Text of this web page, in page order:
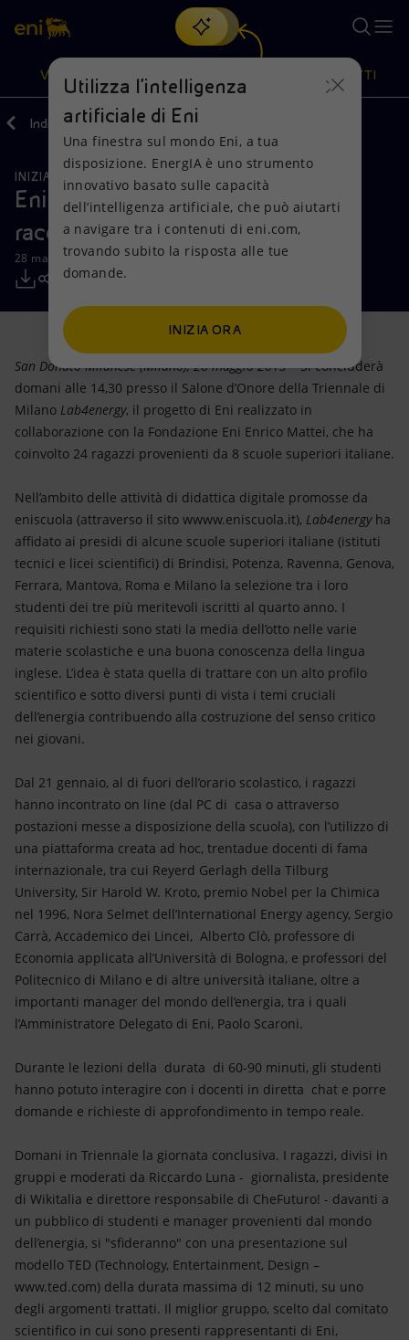
Cerca
scopri EnergIA, la nostra nuova soluzione di intelligenza
artificiale.
VISIONE
Visione
Mission e valori
Persone e Partnership
Net Zero
Modello satellitare
Energia accessibile
Innovazione
Scenari energetici
Azioni
Diversificazione energetica
Tecnologie per la transizione
Collaborazioni per l'innovazione
Attività nel mondo
PRODOTTI
Prodotti
Casa
Imprese
Mobilità
Indietro Media Comunicati Stampa
INIZIATIVE PER I TERRITORI
Eni presenta Lab4energy, l'energia
raccontata ai giovani
28 maggio 2013 - 10:05 CEST
San Donato Milanese (Milano), 28 maggio 2013– Si concluderà
domani alle 14,30 presso il Salone d’Onore della Triennale di
Milano Lab4energy, il progetto di Eni realizzato in
collaborazione con la Fondazione Eni Enrico Mattei, che ha
coinvolto 24 ragazzi provenienti da 8 scuole superiori italiane.
Nell’ambito delle attività di didattica digitale promosse da
eniscuola (attraverso il sito wwww.eniscuola.it), Lab4energyha
affidato ai presidi di alcune scuole superiori italiane (istituti
tecnici e licei scientifici) di Brindisi, Potenza, Ravenna, Genova,
Ferrara, Mantova, Roma e Milano la selezione tra i loro
studenti dei tre più meritevoli iscritti al quarto anno. I
requisiti richiesti sono stati la media dell’otto nelle varie
materie scolastiche e una buona conoscenza della lingua
inglese. L’idea è stata quella di trattare con un alto profilo
scientifico e sotto diversi punti di vista i temi cruciali
dell’energia contribuendo alla costruzione del senso critico
nei giovani.
Dal 21 gennaio, al di fuori dell’orario scolastico, i ragazzi
hanno incontrato on line (dal PC di casa o attraverso
postazioni messe a disposizione della scuola), con l’utilizzo di
una piattaforma creata ad hoc, trentadue docenti di fama
internazionale, tra cui Reyerd Gerlagh della Tilburg
University, Sir Harold W. Kroto, premio Nobel per la Chimica
nel 1996, Nora Selmet dell’International Energy agency, Sergio
Carrà, Accademico dei Lincei, Alberto Clò, professore di
Economia applicata all’Università di Bologna, e professori del
Politecnico di Milano e di altre università italiane, oltre a
importanti manager del mondo dell’energia, tra i quali
l’Amministratore Delegato di Eni, Paolo Scaroni.
Durante le lezioni della durata di 60-90 minuti, gli studenti
hanno potuto interagire con i docenti in diretta chat e porre
domande e richieste di approfondimento in tempo reale.
Domani in Triennale la giornata conclusiva. I ragazzi, divisi in
gruppi e moderati da Riccardo Luna - giornalista, presidente
di Wikitalia e direttore responsabile di CheFuturo! - davanti a
un pubblico di studenti e manager provenienti dal mondo
dell’energia, si "sfideranno" con una presentazione sul
modello TED (Technology, Entertainment, Design –
www.ted.com) della durata massima di 12 minuti, su uno
degli argomenti trattati. Il miglior gruppo, scelto dal comitato
scientifico in cui sono presenti rappresentanti di Eni,
Utilizza l'intelligenza
artificiale di Eni
Una finestra sul mondo Eni, a tua
disposizione. EnergIA è uno strumento
innovativo basato sulle capacità
dell’intelligenza artificiale, che può aiutarti
a navigare tra i contenuti di eni.com,
trovando subito la risposta alle tue
domande.
INIZIA ORA